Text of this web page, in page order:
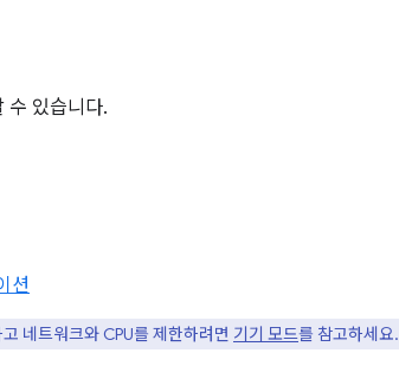
수 있습니다.
션
네트워크와 CPU를 제한하려면 기기 모드를 참고하세요.